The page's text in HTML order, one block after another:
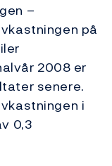
–
på
2008 er
senere.
i
0,3